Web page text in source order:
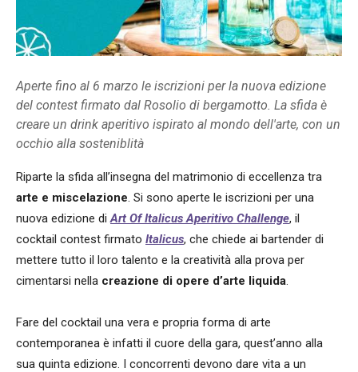
Aperte fino al 6 marzo le iscrizioni per la nuova edizione
del contest firmato dal Rosolio di bergamotto. La sfida è
creare un drink aperitivo ispirato al mondo dell'arte, con un
occhio alla sosteniblità
Riparte la sfida all’insegna del matrimonio di eccellenza tra
arte e miscelazione. Si sono aperte le iscrizioni per una
nuova edizione diArt Of Italicus Aperitivo Challenge, il
cocktail contest firmato Italicus, che chiede ai bartender di
mettere tutto il loro talento e la creatività alla prova per
cimentarsi nella creazione di opere d’arte liquida.
Fare del cocktail una vera e propria forma di arte
contemporanea è infatti il cuore della gara, quest’anno alla
sua quinta edizione. I concorrenti devono dare vita a un